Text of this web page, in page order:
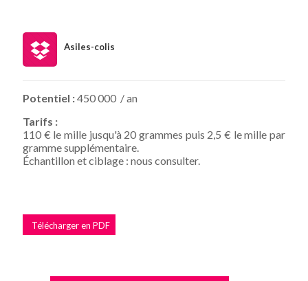
Asiles-colis
Potentiel :450 000 / an
Tarifs :
110 € le mille jusqu'à 20 grammes puis 2,5 € le mille par
gramme supplémentaire.
Échantillon et ciblage : nous consulter.
Télécharger en PDF